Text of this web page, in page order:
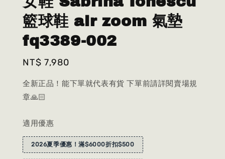
籃球鞋 air zoom 氣墊
fq3389-002
Regular
NT$ 7,980
全新正品！能下單就代表有貨 下單前請詳閱賣場規
章🙏🏻
適用優惠
2026夏季優惠！滿$6000折扣$500